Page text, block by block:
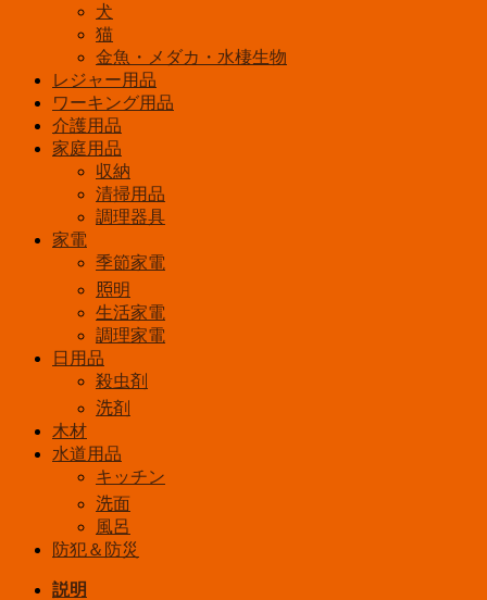
犬
猫
金魚・メダカ・水棲生物
レジャー用品
ワーキング用品
介護用品
家庭用品
収納
清掃用品
調理器具
家電
季節家電
照明
生活家電
調理家電
日用品
殺虫剤
洗剤
木材
水道用品
キッチン
洗面
風呂
防犯＆防災
説明